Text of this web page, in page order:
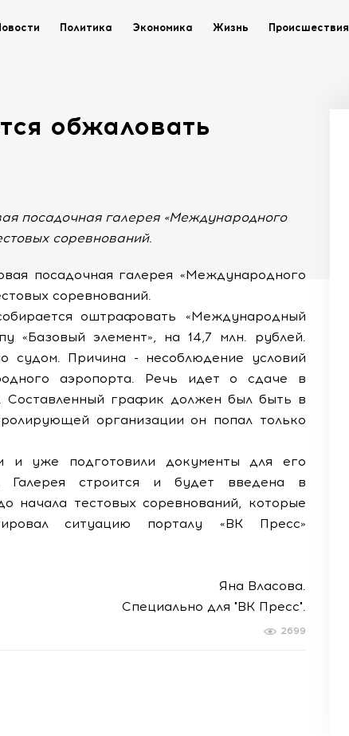
Политика Экономика Жизнь Происшествия
обжаловать
посадочная галерея «Международного
соревнований.
посадочная галерея «Международного
соревнований.
оштрафовать «Международный
«Базовый элемент», на 14,7 млн. рублей.
судом. Причина - несоблюдение условий
аэропорта. Речь идет о сдаче в
Составленный график должен был быть в
организации он попал только
и уже подготовили документы для его
Галерея строится и будет введена в
начала тестовых соревнований, которые
ситуацию порталу «ВК Пресс»
Яна Власова.
Специально для "ВК Пресс".
2699